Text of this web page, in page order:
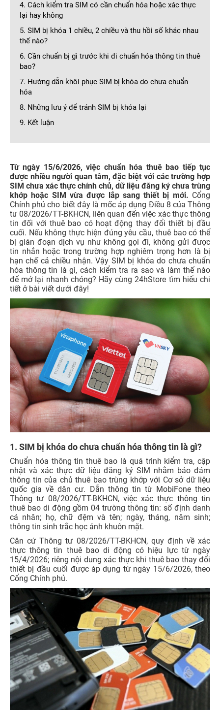
4. Cách kiểm tra SIM có cần chuẩn hóa hoặc xác thực
lại hay không
5. SIM bị khóa 1 chiều, 2 chiều và thu hồi số khác nhau
thế nào?
6. Cần chuẩn bị gì trước khi đi chuẩn hóa thông tin thuê
bao?
7. Hướng dẫn khôi phục SIM bị khóa do chưa chuẩn
hóa
8. Những lưu ý để tránh SIM bị khóa lại
9. Kết luận
Từ ngày 15/6/2026, việc chuẩn hóa thuê bao tiếp tục
được nhiều người quan tâm, đặc biệt với các trường hợp
SIM chưa xác thực chính chủ, dữ liệu đăng ký chưa trùng
khớp hoặc SIM vừa được lắp sang thiết bị mới. Cổng
Chính phủ cho biết đây là mốc áp dụng Điều 8 của Thông
tư 08/2026/TT-BKHCN, liên quan đến việc xác thực thông
tin đối với thuê bao có hoạt động thay đổi thiết bị đầu
cuối. Nếu không thực hiện đúng yêu cầu, thuê bao có thể
bị gián đoạn dịch vụ như không gọi đi, không gửi được
tin nhắn hoặc trong trường hợp nghiêm trọng hơn là bị
hạn chế cả chiều nhận. Vậy SIM bị khóa do chưa chuẩn
hóa thông tin là gì, cách kiểm tra ra sao và làm thế nào
để mở lại nhanh chóng? Hãy cùng 24hStore tìm hiểu chi
tiết ở bài viết dưới đây!
1. SIM bị khóa do chưa chuẩn hóa thông tin là gì?
Chuẩn hóa thông tin thuê bao là quá trình kiểm tra, cập
nhật và xác thực dữ liệu đăng ký SIM nhằm bảo đảm
thông tin của chủ thuê bao trùng khớp với Cơ sở dữ liệu
quốc gia về dân cư. Dẫn thông tin từ MobiFone theo
Thông tư 08/2026/TT-BKHCN, việc xác thực thông tin
thuê bao di động gồm 04 trường thông tin: số định danh
cá nhân; họ, chữ đệm và tên; ngày, tháng, năm sinh;
thông tin sinh trắc học ảnh khuôn mặt.
Căn cứ Thông tư 08/2026/TT-BKHCN, quy định về xác
thực thông tin thuê bao di động có hiệu lực từ ngày
15/4/2026; riêng nội dung xác thực khi thuê bao thay đổi
thiết bị đầu cuối được áp dụng từ ngày 15/6/2026, theo
Cổng Chính phủ.